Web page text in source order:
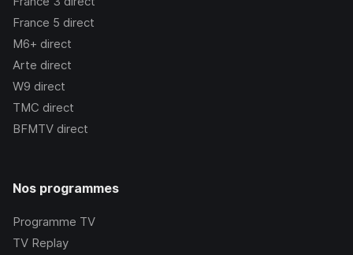
France 5 direct
M6+ direct
Arte direct
W9 direct
TMC direct
BFMTV direct
Nos programmes
Programme TV
TV Replay